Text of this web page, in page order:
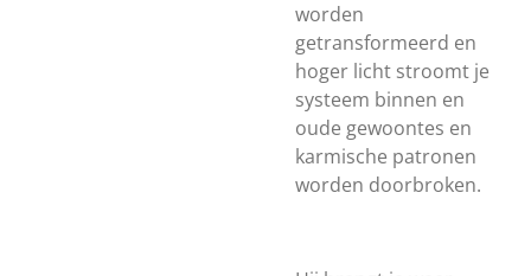
worden
getransformeerd en
hoger licht stroomt je
systeem binnen en
oude gewoontes en
karmische patronen
worden doorbroken.